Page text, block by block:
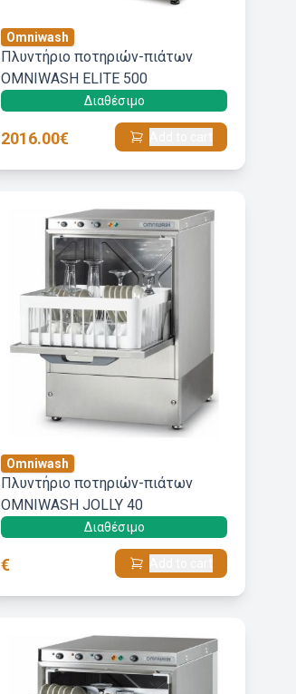
Omniwash
Πλυντήριο ποτηριών-πιάτων
OMNIWASH ELITE 500
Διαθέσιμο
2016.00€
Omniwash
Πλυντήριο ποτηριών-πιάτων
OMNIWASH JOLLY 40
Διαθέσιμο
€